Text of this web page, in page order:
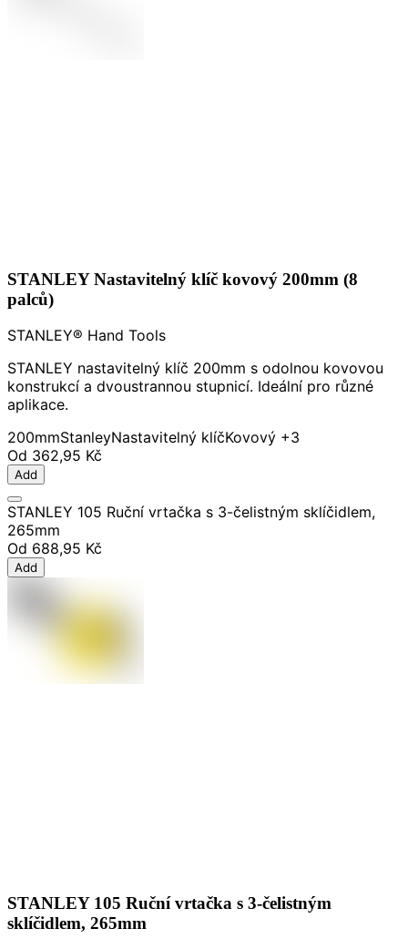
STANLEY Nastavitelný klíč kovový 200mm (8
palců)
STANLEY® Hand Tools
STANLEY nastavitelný klíč 200mm s odolnou kovovou
konstrukcí a dvoustrannou stupnicí. Ideální pro různé
aplikace.
200mmStanleyNastavitelný klíčKovový +3
Od 362,95 Kč
Add
STANLEY 105 Ruční vrtačka s 3-čelistným sklíčidlem,
265mm
Od 688,95 Kč
Add
STANLEY 105 Ruční vrtačka s 3-čelistným
sklíčidlem, 265mm